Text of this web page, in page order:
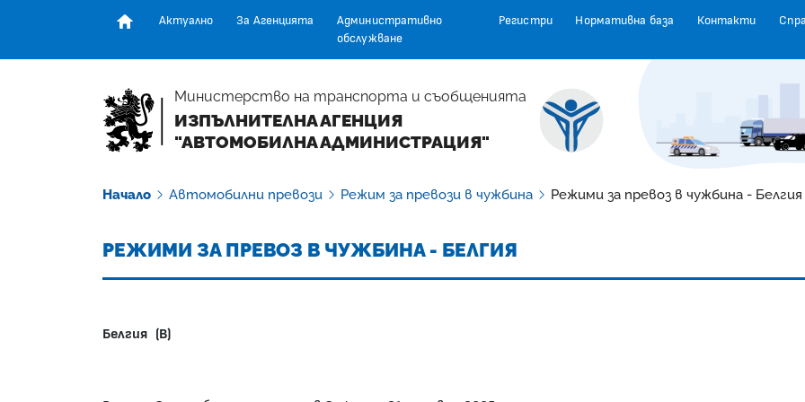
Актуално За Агенцията
Административно
обслужване
Регистри Нормативна база Контакти
Министерство на транспорта и съобщенията
ИЗПЪЛНИТЕЛНА АГЕНЦИЯ
"АВТОМОБИЛНА АДМИНИСТРАЦИЯ"
Начало Автомобилни превози Режим за превози в чужбина Режими за превоз в чужбина - Белгия
РЕЖИМИ ЗА ПРЕВОЗ В ЧУЖБИНА - БЕЛГИЯ
Белгия (B)